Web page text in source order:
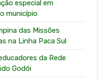
especial em
município
das Missões
na Linha Paca Sul
da Rede
Godói